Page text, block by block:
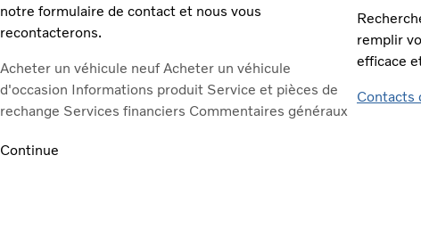
notre formulaire de contact et nous vous
recontacterons.
Acheter un véhicule neufAcheter un véhicule
d'occasion Informations produit Service et pièces de
rechange Services financiers Commentaires généraux
Continue
remplir
efficace
Contacts